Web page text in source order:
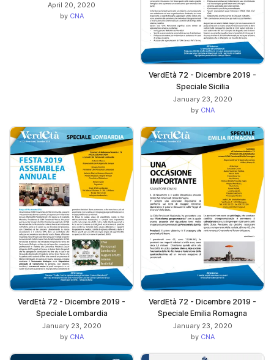
April 20, 2020
by CNA
VerdEtà 72 - Dicembre 2019 -
Speciale Sicilia
January 23, 2020
by CNA
VerdEtà 72 - Dicembre 2019 -
Speciale Lombardia
January 23, 2020
by CNA
VerdEtà 72 - Dicembre 2019 -
Speciale Emilia Romagna
January 23, 2020
by CNA